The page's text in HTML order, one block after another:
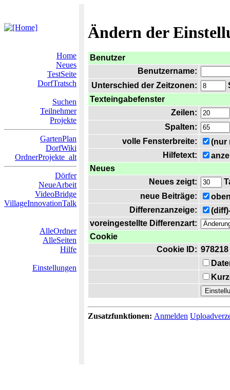
Ändern der
Home
Neues
TestSeite
DorfTratsch
Suchen
Teilnehmer
Projekte
GartenPlan
DorfWiki
OrdnerProjekte_alt
Dörfer
NeueArbeit
VideoBridge
VillageInnovationTalk
AlleOrdner
AlleSeiten
Hilfe
Einstellungen
Benutzer
Benutzername:
Unterschied der Zeitzonen:
Texteingabefenster
Zeilen:
Spalten:
volle Fensterbreite:
(nur
Hilfetext:
Neues
Neues zeigt:
neue Beiträge:
Differenzanzeige:
voreingestellte Differenzart:
Cookie
Cookie ID: 978218
Zusatzfunktionen: Anmelden